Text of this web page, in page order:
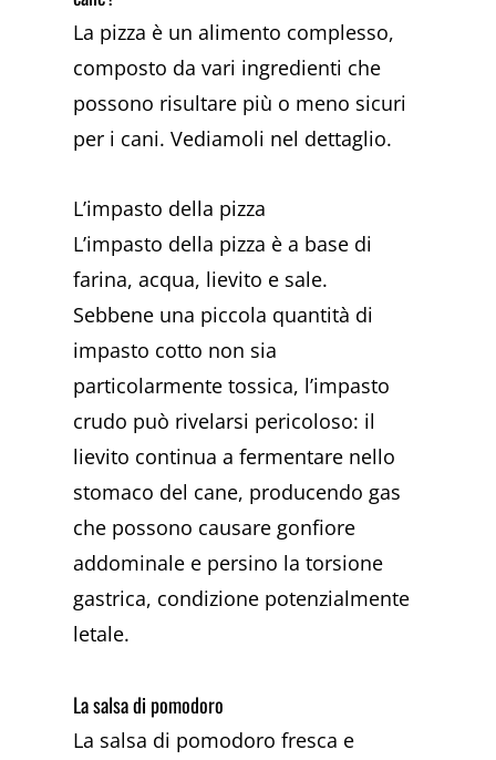
La pizza è un alimento complesso,
composto da vari ingredienti che
possono risultare più o meno sicuri
per i cani. Vediamoli nel dettaglio.
L’impasto della pizza
L’impasto della pizza è a base di
farina, acqua, lievito e sale.
Sebbene una piccola quantità di
impasto cotto non sia
particolarmente tossica, l’impasto
crudo può rivelarsi pericoloso: il
lievito continua a fermentare nello
stomaco del cane, producendo gas
che possono causare gonfiore
addominale e persino la torsione
gastrica, condizione potenzialmente
letale.
La salsa di pomodoro
La salsa di pomodoro fresca e